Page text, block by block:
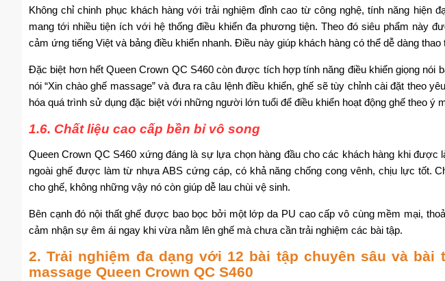
Không chỉ chinh phục khách hàng với trải nghiệm đỉnh cao từ công nghệ, tính năng hiện
mang tới nhiều tiện ích với hệ thống điều khiển đa phương tiện. Theo đó siêu phẩm này
cảm ứng tiếng Việt và bảng điều khiển nhanh. Điều này giúp khách hàng có thể dễ dàng thao
Đặc biệt hơn hết Queen Crown QC S460 còn được tích hợp tính năng điều khiển giọng nói
nói “Xin chào ghế massage” và đưa ra câu lệnh điều khiển, ghế sẽ tùy chỉnh cài đặt theo
hóa quá trình sử dụng đặc biệt với những người lớn tuổi để điều khiển hoạt động ghế theo ý
1.6. Chất liệu cao cấp bền bỉ vô song
Queen Crown QC S460 xứng đáng là sự lựa chọn hàng đầu cho các khách hàng khi được
ngoài ghế được làm từ nhựa ABS cứng cáp, có khả năng chống cong vênh, chịu lực tốt.
cho ghế, không những vậy nó còn giúp dễ lau chùi vệ sinh.
Bên cạnh đó nội thất ghế được bao bọc bởi một lớp da PU cao cấp vô cùng mềm mại,
cảm nhận sự êm ái ngay khi vừa nằm lên ghế mà chưa cần trải nghiệm các bài tập.
2. Trải nghiệm đa dạng với 12 bài tập chuyên sâu và bài
massage Queen Crown QC S460